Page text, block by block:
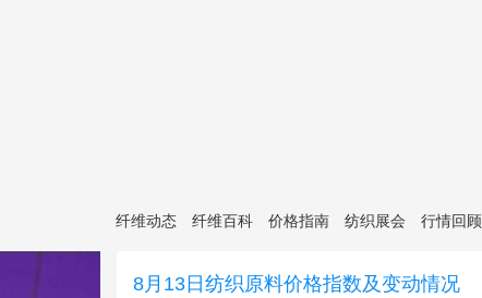
纤维动态 纤维百科 价格指南 纺织展会 行情回顾
8月13日纺织原料价格指数及变动情况